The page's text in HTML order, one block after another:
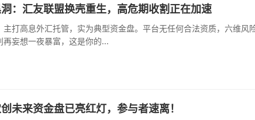
：汇友联盟换壳重生，高危期收割正在加速
打高息外汇托管，实为典型资金盘。平台无任何合法资质，六维风
妄想一夜暴富，这是你的...
未来资金盘已亮红灯，参与者速离！